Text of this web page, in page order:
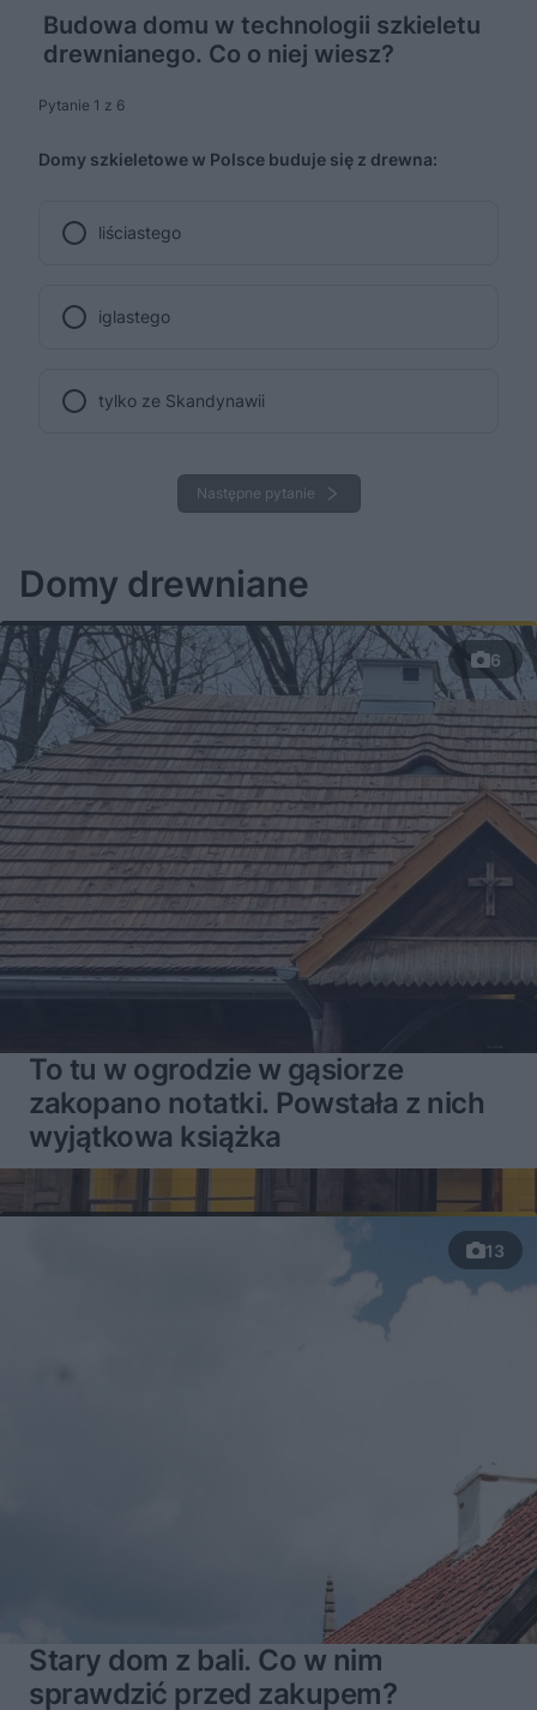
Budowa domu w technologii szkieletu
drewnianego. Co o niej wiesz?
Pytanie 1 z 6
Domy szkieletowe w Polsce buduje się z drewna:
liściastego
iglastego
tylko ze Skandynawii
Następne pytanie
Domy drewniane
6
To tu w ogrodzie w gąsiorze
zakopano notatki. Powstała z nich
wyjątkowa książka
13
Stary dom z bali. Co w nim
sprawdzić przed zakupem?